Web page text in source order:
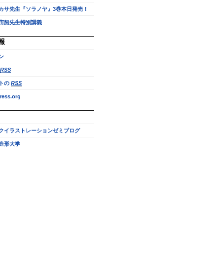
サ先生『ソラノヤ』3巻本日発売！
船先生特別講義
RSS
の RSS
イラストレーションゼミブログ
形大学